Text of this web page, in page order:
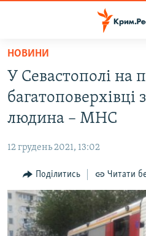
Перейти
основного
матеріалу
до
основної
навігації
Перейти
до
пошуку
ВОДА.КРИМ
ВІДЕО ТА ФОТО
БЛОГИ
ПОГЛЯД
ІНТЕРВ'Ю
ВСЕ ЗА ДЕНЬ
НОВИНИ
У Севастополі на
багатоповерхівці
людина – МНС
12 грудень 2021, 13:02
Поділитись Читати